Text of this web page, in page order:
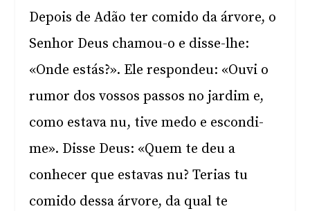
Depois de Adão ter comido da árvore, o
Senhor Deus chamou-o e disse-lhe:
«Onde estás?». Ele respondeu: «Ouvi o
rumor dos vossos passos no jardim e,
como estava nu, tive medo e escondi-
me». Disse Deus: «Quem te deu a
conhecer que estavas nu? Terias tu
comido dessa árvore, da qual te